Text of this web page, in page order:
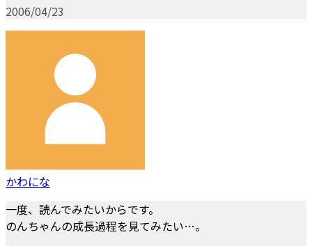
2006/04/23
かわにな
一度、読んでみたいからです。
のんちゃんの成長過程を見てみたい…。